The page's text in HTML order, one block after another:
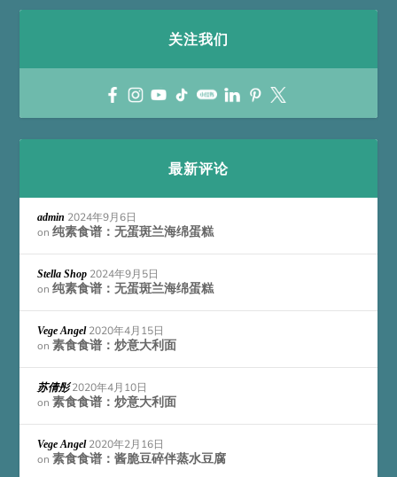
关注我们
最新评论
admin 2024年9月6日
on纯素食谱：无蛋斑兰海绵蛋糕
Stella Shop 2024年9月5日
on纯素食谱：无蛋斑兰海绵蛋糕
Vege Angel 2020年4月15日
on素食食谱：炒意大利面
苏倩彤 2020年4月10日
on素食食谱：炒意大利面
Vege Angel 2020年2月16日
on素食食谱：酱脆豆碎伴蒸水豆腐